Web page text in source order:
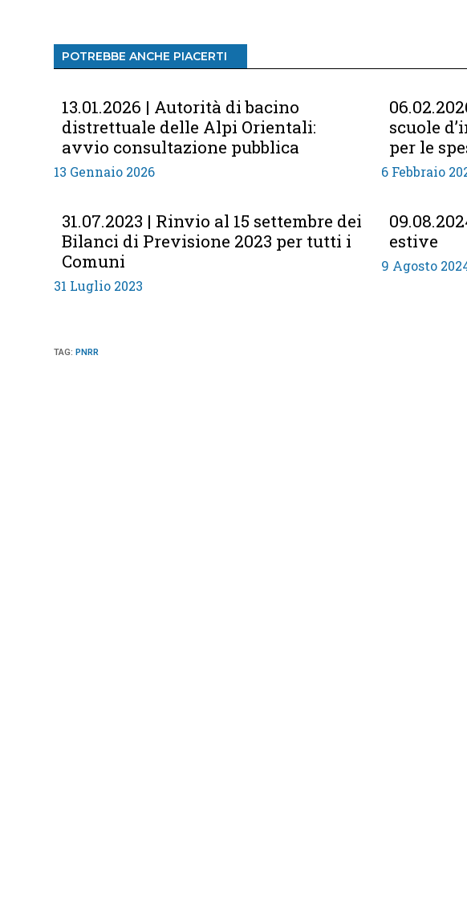
POTREBBE ANCHE PIACERTI
13.01.2026 | Autorità di bacino
distrettuale delle Alpi Orientali:
avvio consultazione pubblica
13 Gennaio 2026
scuole
per le
6 Febbraio
31.07.2023 | Rinvio al 15 settembre dei
Bilanci di Previsione 2023 per tutti i
Comuni
31 Luglio 2023
estive
9 Agosto
TAG:PNRR